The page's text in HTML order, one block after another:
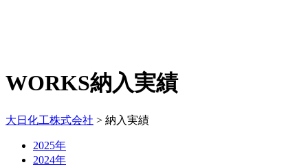
WORKS納入実績
大日化工株式会社 > 納入実績
2025年
2024年